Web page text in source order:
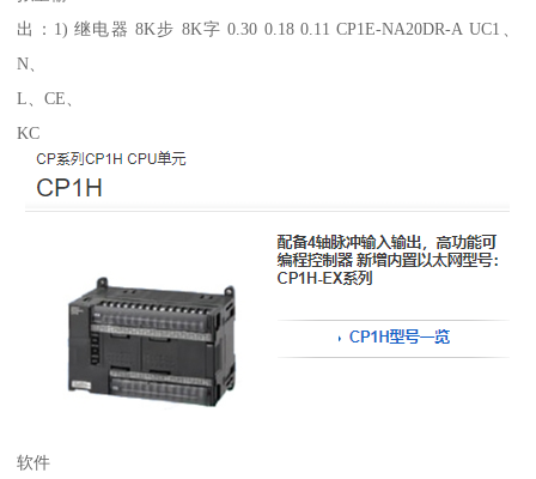
出：1) 继电器 8K步 8K字 0.30 0.18 0.11 CP1E-NA20DR-A UC1、
N、
L、CE、
KC
软件